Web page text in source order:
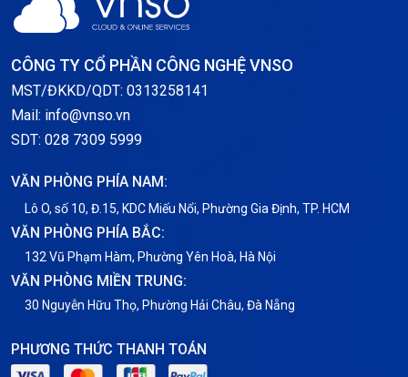
CÔNG TY CỔ PHẦN CÔNG NGHỆ VNSO
MST/ĐKKD/QDT: 0313258141
Mail: info@vnso.vn
SDT: 028 7309 5999
VĂN PHÒNG PHÍA NAM:
Lô O, số 10, Đ.15, KDC Miếu Nổi, Phường Gia Định, TP. HCM
VĂN PHÒNG PHÍA BẮC:
132 Vũ Phạm Hàm, Phường Yên Hoà, Hà Nội
VĂN PHÒNG MIỀN TRUNG:
30 Nguyễn Hữu Thọ, Phường Hải Châu, Đà Nẵng
PHƯƠNG THỨC THANH TOÁN